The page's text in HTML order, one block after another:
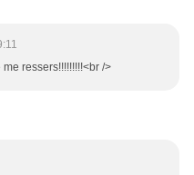
ressers!!!!!!!!!<br />